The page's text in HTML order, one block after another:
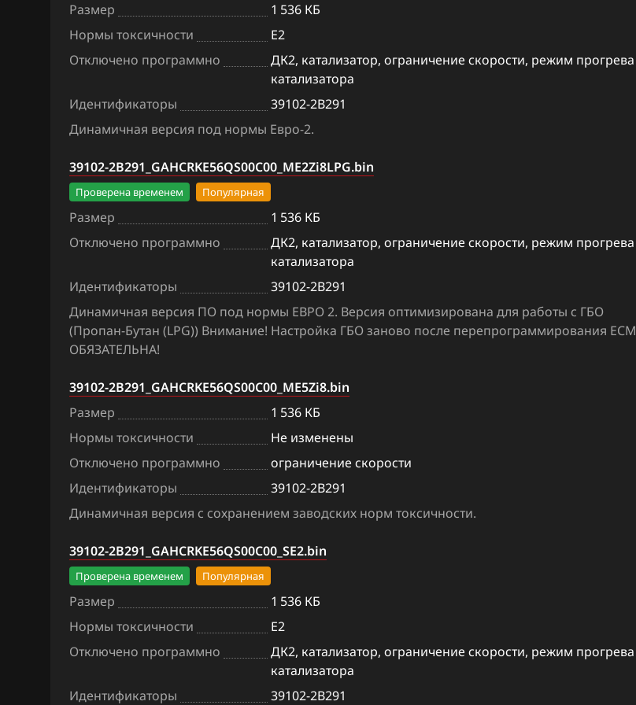
Citroen
DAF
Dodge
Dongfeng
Exeed
Fiat
Forthing
GAC
Geely
Genesis
GMC
Great Wall
Haima
Delphi MT86
Denso SH72546
(CPEGD2.20.1.
Kefico (Bosch)
CPEGD2.20.3
Kefico (Bosch)
CPEGD3.20.1
Kefico (Bosch) CPGPSH
3.26.1
Kefico (Melco) GEN2
Siemens Sim2K-140, 141,
142, 341
242
Siemens Sim2k-251
Siemens Sim2k-258
Siemens Sim2k-261
Siemens Simk41, 43
Siemens Simk41, 43
Размер
1 536 КБ
Нормы токсичности
E2
Отключено программно
ДК2, катализатор, ограничение скорости, режим прогрева
катализатора
Идентификаторы
39102-2B291
Динамичная версия под нормы Евро-2.
39102-2B291_GAHCRKE56QS00C00_ME2Zi8LPG.bin
Проверена временем Популярная
Размер
1 536 КБ
Отключено программно
ДК2, катализатор, ограничение скорости, режим прогрева
катализатора
Идентификаторы
39102-2B291
Динамичная версия ПО под нормы ЕВРО 2. Версия оптимизирована для работы с ГБО
(Пропан-Бутан (LPG)) Внимание! Настройка ГБО заново после перепрограммирования ЕСМ
ОБЯЗАТЕЛЬНА!
39102-2B291_GAHCRKE56QS00C00_ME5Zi8.bin
Размер
1 536 КБ
Нормы токсичности
Не изменены
Отключено программно
ограничение скорости
Идентификаторы
39102-2B291
Динамичная версия с сохранением заводских норм токсичности.
39102-2B291_GAHCRKE56QS00C00_SE2.bin
Проверена временем Популярная
Размер
1 536 КБ
Нормы токсичности
E2
Отключено программно
ДК2, катализатор, ограничение скорости, режим прогрева
катализатора
Идентификаторы
39102-2B291